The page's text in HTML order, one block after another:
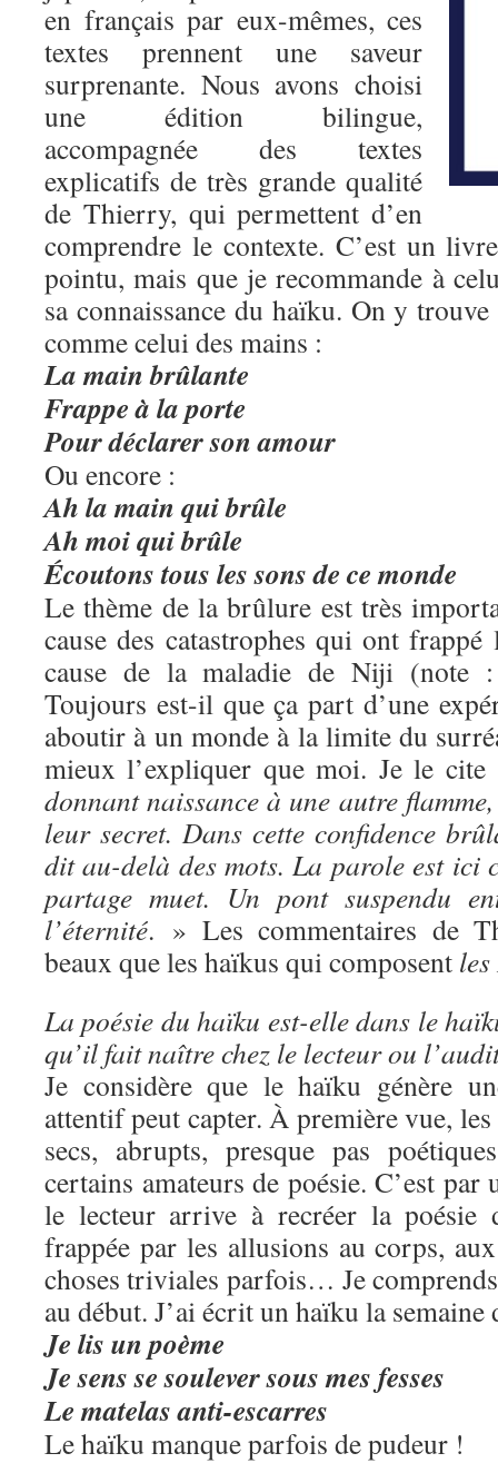
en français par eux-mêmes, ces
textes prennent une saveur
surprenante. Nous avons choisi
une édition bilingue,
accompagnée des textes
explicatifs de très grande qualité
de Thierry, qui permettent d’en
comprendre le contexte. C’est un
pointu, mais que je recommande à
sa connaissance du haïku. On y
comme celui des mains :
La main brûlante
Frappe à la porte
Pour déclarer son amour
Ou encore :
Ah la main qui brûle
Ah moi qui brûle
Écoutons tous les sons de ce monde
Le thème de la brûlure est très
cause des catastrophes qui ont
cause de la maladie de Niji (note
Toujours est-il que ça part d’une
aboutir à un monde à la limite du
mieux l’expliquer que moi. Je le
donnant naissance à une autre
leur secret. Dans cette confidence
dit au-delà des mots. La parole est ici
partage muet. Un pont suspendu
l’éternité. » Les commentaires de
beaux que les haïkus qui composent
La poésie du haïku est-elle dans le
qu’il fait naître chez le lecteur ou
Je considère que le haïku génère
attentif peut capter. À première vue,
secs, abrupts, presque pas
certains amateurs de poésie. C’est par
le lecteur arrive à recréer la poésie
frappée par les allusions au corps,
choses triviales parfois… Je
au début. J’ai écrit un haïku la
Je lis un poème
Je sensse souleversous mes fesses
Le matelas anti-escarres
Le haïku manque parfois de pudeur !